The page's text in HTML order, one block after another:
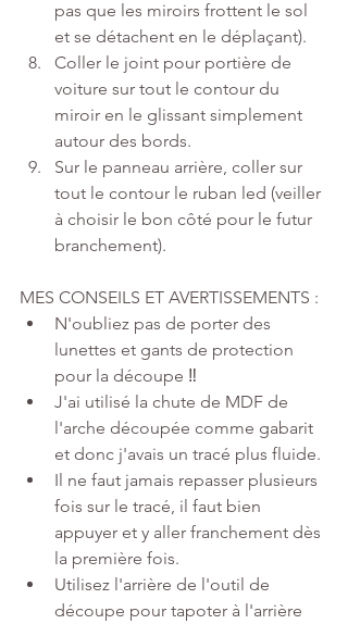
pas que les miroirs frottent le sol
et se détachent en le déplaçant).
Coller le joint pour portière de
voiture sur tout le contour du
miroir en le glissant simplement
autour des bords.
Sur le panneau arrière, coller sur
tout le contour le ruban led (veiller
à choisir le bon côté pour le futur
branchement).
MES CONSEILS ET AVERTISSEMENTS :
N'oubliez pas de porter des
lunettes et gants de protection
pour la découpe ‼️
J'ai utilisé la chute de MDF de
l'arche découpée comme gabarit
et donc j'avais un tracé plus fluide.
Il ne faut jamais repasser plusieurs
fois sur le tracé, il faut bien
appuyer et y aller franchement dès
la première fois.
Utilisez l'arrière de l'outil de
découpe pour tapoter à l'arrière